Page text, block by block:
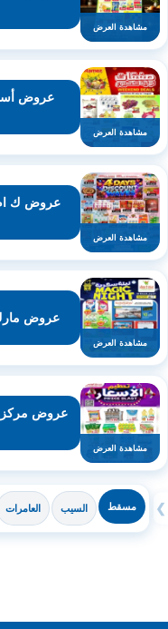
مشاهدة العرض
مشاهدة العرض
مشاهدة العرض
مشاهدة العرض
عروض مارك
مشاهدة العرض
مسقط السيب العامرات ❯